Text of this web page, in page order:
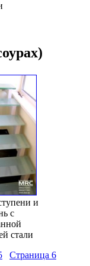
и
с
стали
Страница 6